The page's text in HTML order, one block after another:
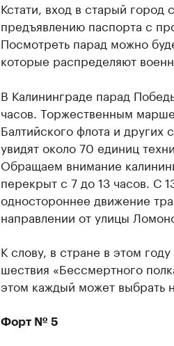
Кстати, вход в старый
предъявлению паспорта с
Посмотреть парад можно
которые распределяют
В Калининграде парад
часов. Торжественным
Балтийского флота и других
увидят около 70 единиц
Обращаем внимание
перекрыт с 7 до 13 часов. С
одностороннее движение
направлении от улицы
К слову, в стране в этом
шествия «Бессмертного
этом каждый может выбрать
Форт № 5